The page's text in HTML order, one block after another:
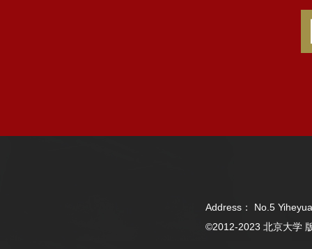
Address： No.5
©2012-2023 北京大学